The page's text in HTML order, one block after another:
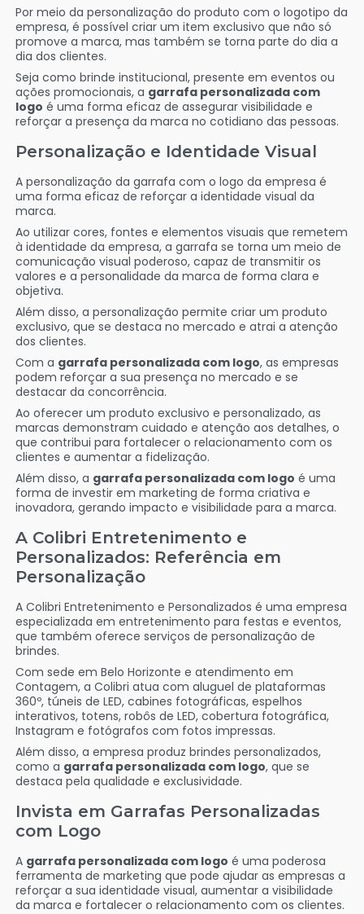
Por meio da personalização do produto com o logotipo da
empresa, é possível criar um item exclusivo que não só
promove a marca, mas também se torna parte do dia a
dia dos clientes.
Seja como brinde institucional, presente em eventos ou
ações promocionais, a garrafa personalizada com
logo é uma forma eficaz de assegurar visibilidade e
reforçar a presença da marca no cotidiano das pessoas.
Personalização e Identidade Visual
A personalização da garrafa com o logo da empresa é
uma forma eficaz de reforçar a identidade visual da
marca.
Ao utilizar cores, fontes e elementos visuais que remetem
à identidade da empresa, a garrafa se torna um meio de
comunicação visual poderoso, capaz de transmitir os
valores e a personalidade da marca de forma clara e
objetiva.
Além disso, a personalização permite criar um produto
exclusivo, que se destaca no mercado e atrai a atenção
dos clientes.
Com a garrafa personalizada com logo, as empresas
podem reforçar a sua presença no mercado e se
destacar da concorrência.
Ao oferecer um produto exclusivo e personalizado, as
marcas demonstram cuidado e atenção aos detalhes, o
que contribui para fortalecer o relacionamento com os
clientes e aumentar a fidelização.
Além disso, a garrafa personalizada com logo é uma
forma de investir em marketing de forma criativa e
inovadora, gerando impacto e visibilidade para a marca.
A Colibri Entretenimento e
Personalizados: Referência em
Personalização
A Colibri Entretenimento e Personalizados é uma empresa
especializada em entretenimento para festas e eventos,
que também oferece serviços de personalização de
brindes.
Com sede em Belo Horizonte e atendimento em
Contagem, a Colibri atua com aluguel de plataformas
360º, túneis de LED, cabines fotográficas, espelhos
interativos, totens, robôs de LED, cobertura fotográfica,
Instagram e fotógrafos com fotos impressas.
Além disso, a empresa produz brindes personalizados,
como a garrafa personalizada com logo, que se
destaca pela qualidade e exclusividade.
Invista em Garrafas Personalizadas
com Logo
A garrafa personalizada com logo é uma poderosa
ferramenta de marketing que pode ajudar as empresas a
reforçar a sua identidade visual, aumentar a visibilidade
da marca e fortalecer o relacionamento com os clientes.